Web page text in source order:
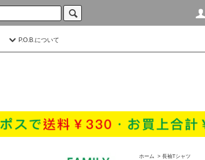
P.O.B.について
ホーム > 長袖Tシャツ